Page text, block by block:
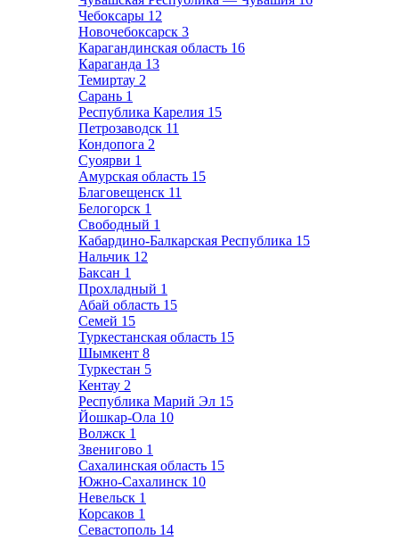
Чебоксары 12
Новочебоксарск 3
Карагандинская область 16
Караганда 13
Темиртау 2
Сарань 1
Республика Карелия 15
Петрозаводск 11
Кондопога 2
Суоярви 1
Амурская область 15
Благовещенск 11
Белогорск 1
Свободный 1
Кабардино-Балкарская Республика 15
Нальчик 12
Баксан 1
Прохладный 1
Абай область 15
Семей 15
Туркестанская область 15
Шымкент 8
Туркестан 5
Кентау 2
Республика Марий Эл 15
Йошкар-Ола 10
Волжск 1
Звенигово 1
Сахалинская область 15
Южно-Сахалинск 10
Невельск 1
Корсаков 1
Севастополь 14